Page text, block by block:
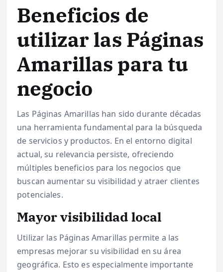
Beneficios de
utilizar las Páginas
Amarillas para tu
negocio
Las Páginas Amarillas han sido durante décadas
una herramienta fundamental para la búsqueda
de servicios y productos. En el entorno digital
actual, su relevancia persiste, ofreciendo
múltiples beneficios para los negocios que
buscan aumentar su visibilidad y atraer clientes
potenciales.
Mayor visibilidad local
Utilizar las Páginas Amarillas permite a las
empresas mejorar su visibilidad en su área
geográfica. Esto es especialmente importante